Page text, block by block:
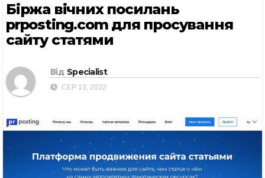
Біржа вічних посилань
prposting.com для просування
сайту статями
Від Specialist
СЕР 13, 2022